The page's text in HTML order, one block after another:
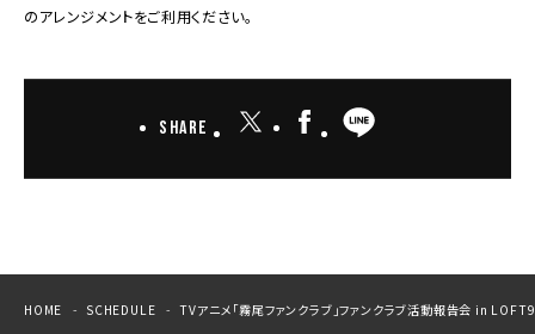
のアレンジメントをご利用ください。
Share
HOME SCHEDULE TVアニメ「霧尾ファンクラブ」ファンクラブ活動報告会 in LOFT9